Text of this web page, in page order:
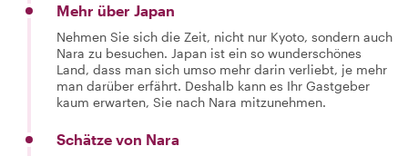
Mehr über Japan
Nehmen Sie sich die Zeit, nicht nur Kyoto, sondern auch
Nara zu besuchen. Japan ist ein so wunderschönes
Land, dass man sich umso mehr darin verliebt, je mehr
man darüber erfährt. Deshalb kann es Ihr Gastgeber
kaum erwarten, Sie nach Nara mitzunehmen.
Schätze von Nara